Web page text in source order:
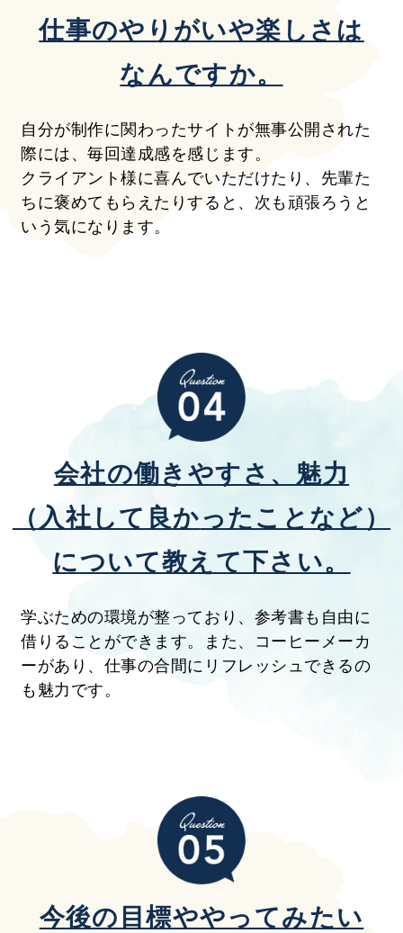
仕事のやりがいや楽しさは
なんですか。
自分が制作に関わったサイトが無事公開された
際には、毎回達成感を感じます。
クライアント様に喜んでいただけたり、先輩た
ちに褒めてもらえたりすると、次も頑張ろうと
いう気になります。
会社の働きやすさ、魅力
（入社して良かったことなど）
について教えて下さい。
学ぶための環境が整っており、参考書も自由に
借りることができます。また、コーヒーメーカ
ーがあり、仕事の合間にリフレッシュできるの
も魅力です。
今後の目標ややってみたい